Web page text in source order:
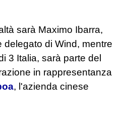
sarà Maximo Ibarra,
delegato di Wind, mentre
3 Italia, sarà parte del
in rappresentanza
, l'azienda cinese